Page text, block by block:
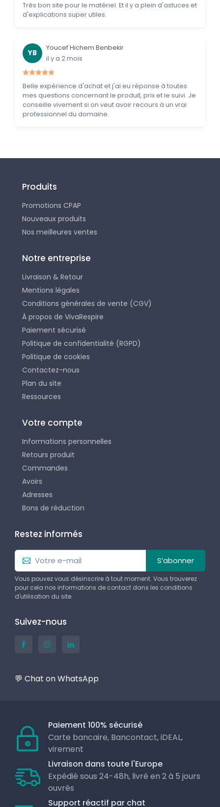
Très bon site pour le matériel. Et il y a plein d'astuces et
d'explications super utiles.
YB
Youcef Hichem Benbekir
il y a 2 mois
Belle expérience d'achat et j'ai eu réponse à toutes
mes questions concernant le produit, prix et le suivi. Je
conseille vivement si on veut avoir recours à un vrai
professionnel du domaine.
Produits
Promotions CPAP
Nouveaux produits
Nos meilleures ventes
Notre entreprise
Livraison & Retour
Mentions légales
Conditions générales de vente (CGV)
À propos de VivaRespire
Paiement sécurisé
Politique de confidentialité (RGPD)
Politique de cookies
Contactez-nous
Plan du site
Ressources
Votre compte
Informations personnelles
Retours produit
Commandes
Avoirs
Adresses
Bons de réduction
Restez informés
S’abonner
Vous pouvez vous désinscrire à tout moment. Vous trouverez
pour cela nos informations de contact dans les conditions
d'utilisation du site.
Suivez-nous
💬 Chat on WhatsApp
Paiement 100% sécurisé
Carte bancaire, Bancontact, iDEAL,
virement
Livraison dans toute l'Europe
Expédié sous 24-48h, livré en 2 à 5 jours
ouvrés
Support réactif par chat